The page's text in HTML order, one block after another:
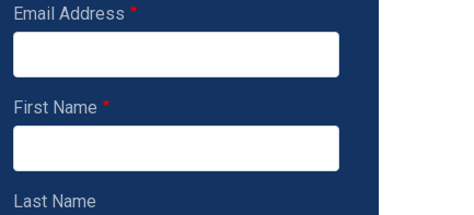
Email Address
First Name
Last Name